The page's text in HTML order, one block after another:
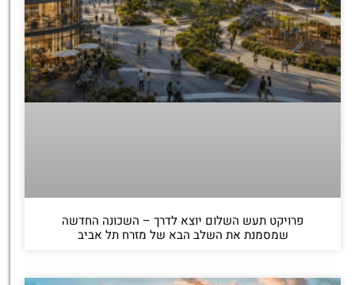
פרויקט תעש השלום יוצא לדרך – השכונה החדשה
שמסמנת את השלב הבא של מזרח תל אביב